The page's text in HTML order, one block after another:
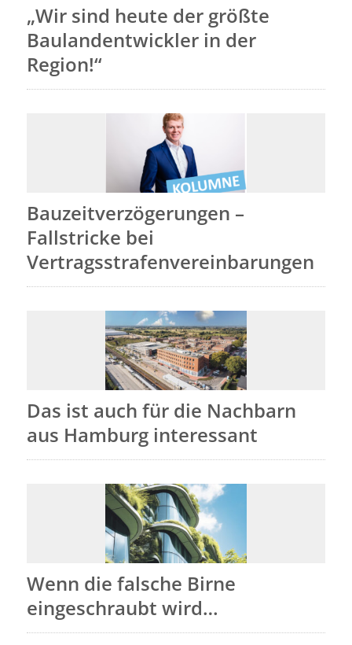
„Wir sind heute der größte
Baulandentwickler in der
Region!“
Bauzeitverzögerungen –
Fallstricke bei
Vertragsstrafenvereinbarungen
Das ist auch für die Nachbarn
aus Hamburg interessant
Wenn die falsche Birne
eingeschraubt wird…